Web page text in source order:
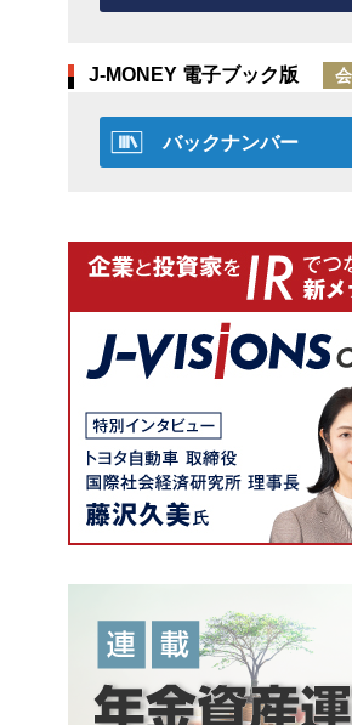
J-MONEY 電子ブック版
バックナンバー